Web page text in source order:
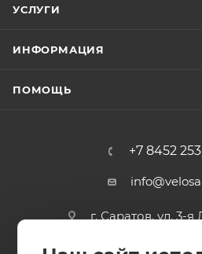
УСЛУГИ
ИНФОРМАЦИЯ
ПОМОЩЬ
+7 8452
г. Саратов, ул. 3-я